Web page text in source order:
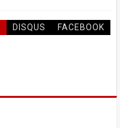
DISQUS FACEBOOK